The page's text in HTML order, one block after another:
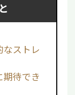
なストレ
期待でき